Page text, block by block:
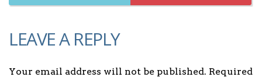
LEAVE A REPLY
Your email address will not be published. Required